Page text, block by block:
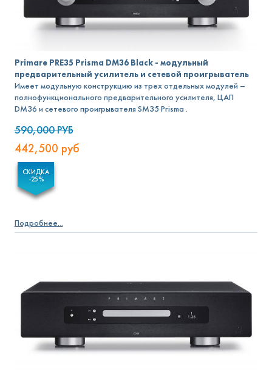
Primare PRE35 Prisma DM36 Black - модульный
предварительный усилитель и сетевой проигрыватель
Имеет модульную конструкцию из трех отдельных модулей –
полнофункционального предварительного усилителя, ЦАП
DM36 и сетевого проигрывателя SM35 Prisma .
590,000РУБ
442,500 руб
СКИДКА
-25%
Подробнее...